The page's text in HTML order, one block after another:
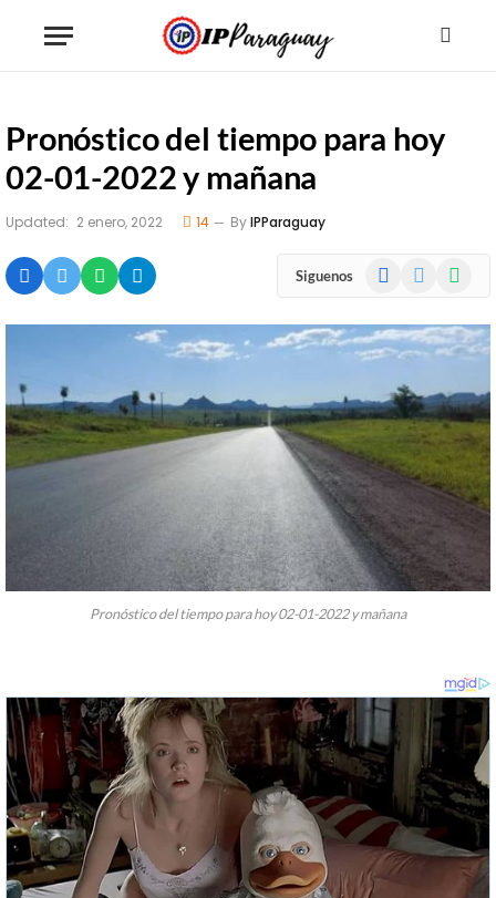
Pronóstico del tiempo para hoy
02-01-2022 y mañana
Updated: 2 enero, 2022 14 ByIPParaguay
Siguenos Facebook
Pronóstico del tiempo para hoy 02-01-2022 y mañana